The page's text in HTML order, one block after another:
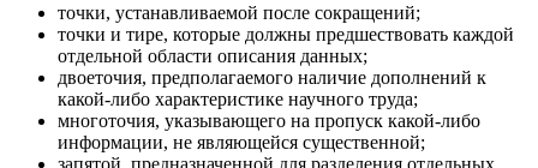
точки, устанавливаемой после сокращений;
точки и тире, которые должны предшествовать каждой
отдельной области описания данных;
двоеточия, предполагаемого наличие дополнений к
какой-либо характеристике научного труда;
многоточия, указывающего на пропуск какой-либо
информации, не являющейся существенной;
запятой, предназначенной для разделения отдельных